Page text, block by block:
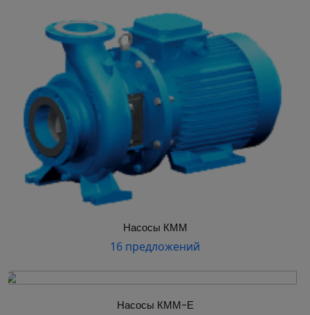
Насосы КММ
16 предложений
Насосы КММ-Е